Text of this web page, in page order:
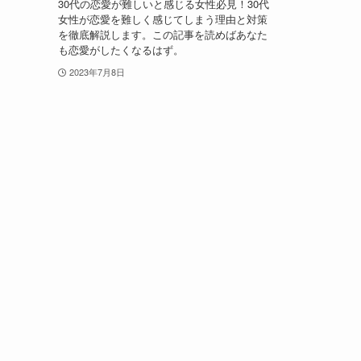
30代の恋愛が難しいと感じる女性必見！30代
女性が恋愛を難しく感じてしまう理由と対策
を徹底解説します。この記事を読めばあなた
も恋愛がしたくなるはず。
2023年7月8日